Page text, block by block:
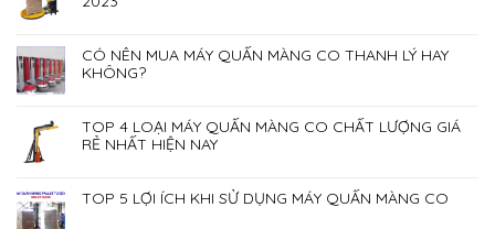
CÓ NÊN MUA MÁY QUẤN MÀNG CO THANH LÝ HAY
KHÔNG?
TOP 4 LOẠI MÁY QUẤN MÀNG CO CHẤT LƯỢNG GIÁ
RẺ NHẤT HIỆN NAY
TOP 5 LỢI ÍCH KHI SỬ DỤNG MÁY QUẤN MÀNG CO